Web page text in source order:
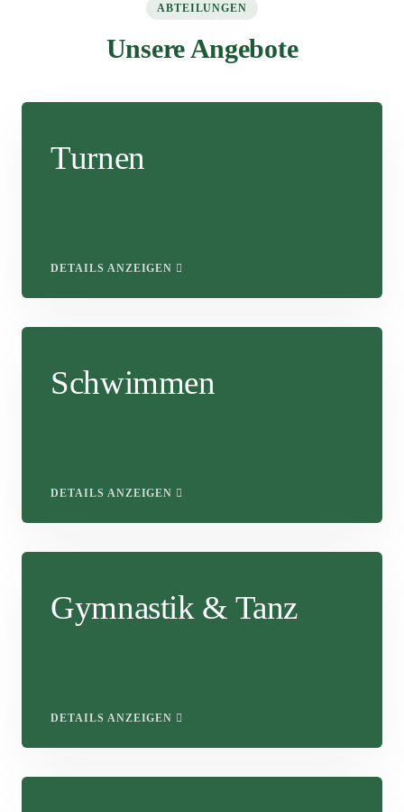
ABTEILUNGEN
Unsere Angebote
Turnen
DETAILS ANZEIGEN
Schwimmen
DETAILS ANZEIGEN
Gymnastik & Tanz
DETAILS ANZEIGEN